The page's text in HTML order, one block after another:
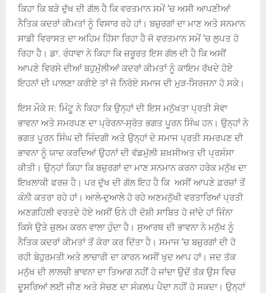
ਕਿਹਾ ਕਿ ਬੜੇ ਦੁੱਖ ਦੀ ਗੱਲ ਹੈ ਕਿ ਵਰਤਮਾਨ ਸਮੇਂ ’ਚ ਅਸੀ ਆਪਣੀਆਂ
ਨੈਤਿਕ ਕਦਰਾਂ ਕੀਮਤਾਂ ਨੂੰ ਵਿਸਾਰ ਰਹੇ ਹਾਂ। ਬਜ਼ੁਰਗਾਂ ਦਾ ਮਾਣ ਅਤੇ ਸਨਮਾਨ
ਸਾਡੀ ਵਿਰਾਸਤ ਦਾ ਅਹਿਮ ਹਿੱਸਾ ਰਿਹਾ ਹੈ ਜੋ ਵਰਤਮਾਨ ਸਮੇਂ ’ਚ ਲੁਪਤ ਹੋ
ਰਿਹਾ ਹੈ। ਡਾ. ਰੰਧਾਵਾ ਨੇ ਕਿਹਾ ਕਿ ਜ਼ਰੂਰਤ ਇਸ ਗੱਲ ਦੀ ਹੈ ਕਿ ਅਸੀਂ
ਆਪਣੇ ਵਿਰਸੇ ਦੀਆਂ ਬਹੁਮੁੱਲੀਆਂ ਕਦਰਾਂ ਕੀਮਤਾਂ ਨੂੰ ਕਾਇਮ ਰੱਖਦੇ ਹੋਏ
ਇਹਨਾਂ ਦੀ ਪਾਲਣਾ ਕਰੀਏ ਤਾਂ ਜੋ ਨਿਰੋਏ ਸਮਾਜ ਦੀ ਮੁੜ-ਸਿਰਜਨਾ ਹੋ ਸਕੇ।
ਇਸ ਮੌਕੇ ਸ: ਮਿੰਟੂ ਨੇ ਕਿਹਾ ਕਿ ਉਨ੍ਹਾਂ ਦੀ ਇਸ ਮਨੁੱਖਤਾ ਪ੍ਰਤੀ ਸੇਵਾ
ਭਾਵਨਾ ਅਤੇ ਸਮਰਪਣ ਦਾ ਪ੍ਰੇਰਨਾ-ਸ੍ਰੋਤ ਭਗਤ ਪੂਰਨ ਸਿੰਘ ਹਨ। ਉਨ੍ਹਾਂ ਨੇ
ਭਗਤ ਪੂਰਨ ਸਿੰਘ ਦੀ ਜਿੰਦਗੀ ਅਤੇ ਉਨ੍ਹਾਂ ਦੇ ਸਮਾਜ ਪ੍ਰਤੀ ਸਮਰਪਣ ਦੀ
ਭਾਵਨਾ ਨੂੰ ਯਾਦ ਕਰਦਿਆਂ ਉਹਨਾਂ ਦੀ ਵੱਡਮੁੱਲੀ ਸ਼ਖ਼ਸੀਅਤ ਦੀ ਪ੍ਰਸੰਸਾ
ਕੀਤੀ। ਉਨ੍ਹਾਂ ਕਿਹਾ ਕਿ ਬਜ਼ੁਰਗਾਂ ਦਾ ਮਾਣ ਸਨਮਾਨ ਕਰਨਾ ਹਰੇਕ ਮਨੁੱਖ ਦਾ
ਇਖ਼ਲਾਕੀ ਫਰਜ਼ ਹੈ। ਪਰ ਦੁੱਖ ਦੀ ਗੱਲ ਇਹ ਹੈ ਕਿ ਅਸੀਂ ਆਪਣੇ ਫ਼ਰਜ਼ਾਂ ਤੋਂ
ਕੰਨੀ ਕਤਰਾ ਰਹੇ ਹਾਂ। ਆਲੇ-ਦੁਆਲੇ ਹੋ ਰਹੇ ਅਣਮਨੁੱਖੀ ਵਰਤਾਰਿਆਂ ਪ੍ਰਤੀ
ਅਣਗਹਿਲੀ ਵਰਤਦੇ ਹੋਏ ਅਸੀਂ ਓਨੇ ਹੀ ਦੋਸ਼ੀ ਸਾਬਿਤ ਹੋ ਜਾਂਦੇ ਹਾਂ ਜਿੰਨਾ
ਕਿਸੇ ਉਤੇ ਜ਼ੁਲਮ ਕਰਨ ਵਾਲਾ ਹੁੰਦਾ ਹੈ। ਸੁਆਰਥ ਦੀ ਭਾਵਨਾ ਨੇ ਮਨੁੱਖ ਨੂੰ
ਨੈਤਿਕ ਕਦਰਾਂ ਕੀਮਤਾਂ ਤੋਂ ਕੋਰਾ ਕਰ ਦਿੱਤਾ ਹੈ। ਸਮਾਜ ’ਚ ਬਜ਼ੁਰਗਾਂ ਦੀ ਹੋ
ਰਹੀ ਬੇਹੁਰਮਤੀ ਅਤੇ ਲਾਚਾਰੀ ਦਾ ਕਾਰਨ ਅਸੀਂ ਖੁਦ ਆਪ ਹਾਂ। ਜਦ ਤੱਕ
ਮਨੁੱਖ ਦੀ ਲਾਲਚੀ ਭਾਵਨਾ ਦਾ ਤਿਆਗ ਨਹੀਂ ਹੋ ਜਾਂਦਾ ਉਦੋਂ ਤੱਕ ਉਸ ਵਿਚ
ਦੂਸਰਿਆਂ ਲਈ ਜੀਣ ਅਤੇ ਸੋਚਣ ਦਾ ਸੰਕਲਪ ਪੈਦਾ ਨਹੀਂ ਹੋ ਸਕਦਾ। ਉਨ੍ਹਾਂ